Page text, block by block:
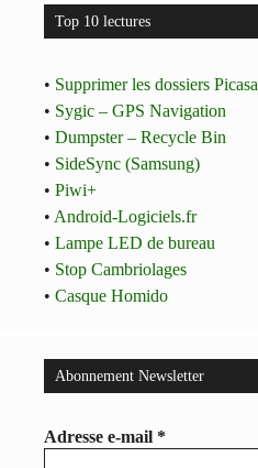
Top 10 lectures
• Supprimer les dossiers Picasa
• Sygic – GPS Navigation
• Dumpster – Recycle Bin
• SideSync (Samsung)
• Piwi+
• Android-Logiciels.fr
• Lampe LED de bureau
• Stop Cambriolages
• Casque Homido
Abonnement Newsletter
Adresse e-mail *